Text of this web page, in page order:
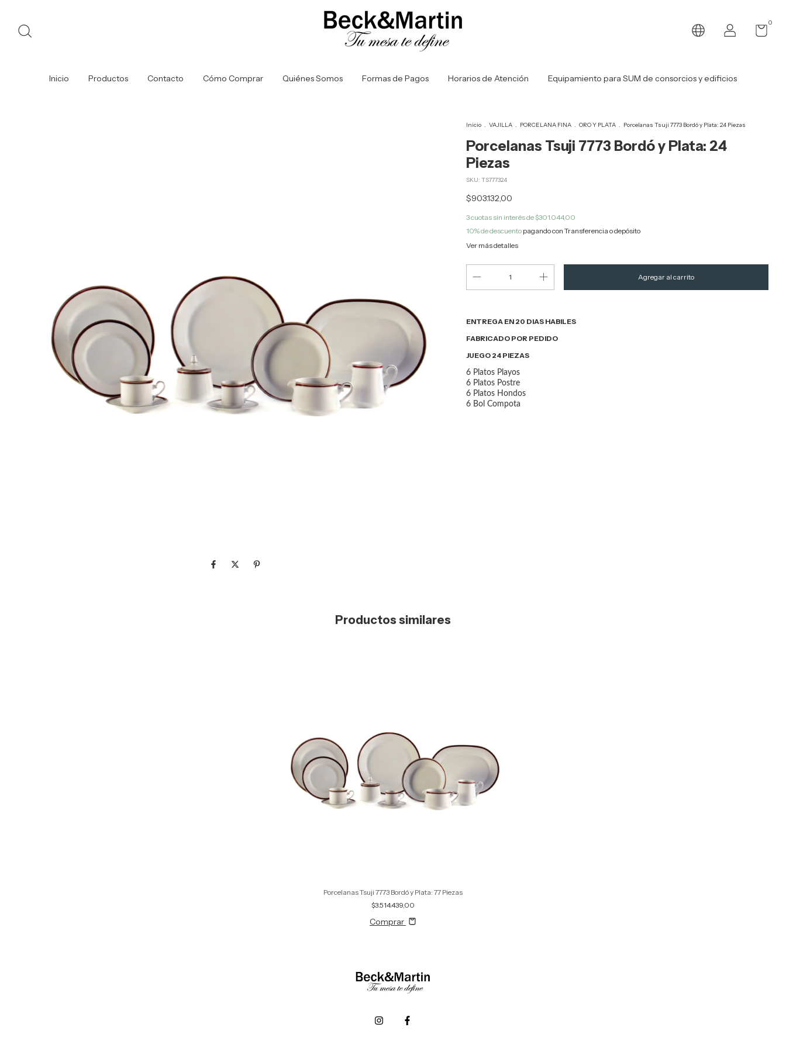
0
Inicio Productos Contacto Cómo Comprar Quiénes Somos Formas de Pagos Horarios de Atención Equipamiento para SUM de consorcios y edificios
Inicio . VAJILLA . PORCELANA FINA . ORO Y PLATA . Porcelanas Tsuji 7773 Bordó y Plata: 24 Piezas
Porcelanas Tsuji 7773 Bordó y Plata: 24
Piezas
SKU: TS777324
$903.132,00
3cuotas sin interés de $301.044,00
10% de descuentopagando con Transferencia o depósito
Ver más detalles
ENTREGA EN 20 DIAS HABILES
FABRICADO POR PEDIDO
JUEGO 24 PIEZAS
6 Platos Playos
6 Platos Postre
6 Platos Hondos
6 Bol Compota
Productos similares
Porcelanas Tsuji 7773 Bordó y Plata: 77 Piezas
$3.514.439,00
Comprar